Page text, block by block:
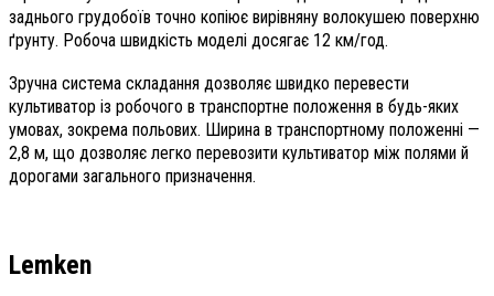
заднього грудобоїв точно копіює вирівняну волокушею поверхню
ґрунту. Робоча швидкість моделі досягає 12 км/год.
Зручна система складання дозволяє швидко перевести
культиватор із робочого в транспортне положення в будь-яких
умовах, зокрема польових. Ширина в транспортному положенні —
2,8 м, що дозволяє легко перевозити культиватор між полями й
дорогами загального призначення.
Lemken